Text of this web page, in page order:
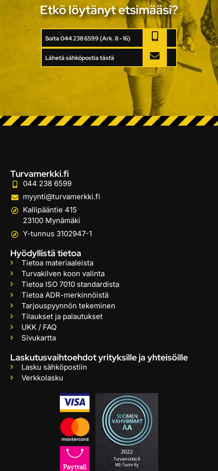
Etkö löytänyt etsimääsi?
Soita 044 238 6599 (Ark. 8 - 16)
Lähetä sähköpostia tästä
Turvamerkki.fi
044 238 6599
myynti@turvamerkki.fi
Kallipääntie 415
23100 Mynämäki
Y-tunnus 3102947-1
Hyödyllistä tietoa
Tietoa materiaaleista
Turvakilven koon valinta
Tietoa ISO 7010 standardista
Tietoa ADR-merkinnöistä
Tarjouspyynnön tekeminen
Tilaukset ja palautukset
UKK / FAQ
Sivukartta
Laskutusvaihtoehdot yrityksille ja yhteisöille
Lasku sähköpostiin
Verkkolasku